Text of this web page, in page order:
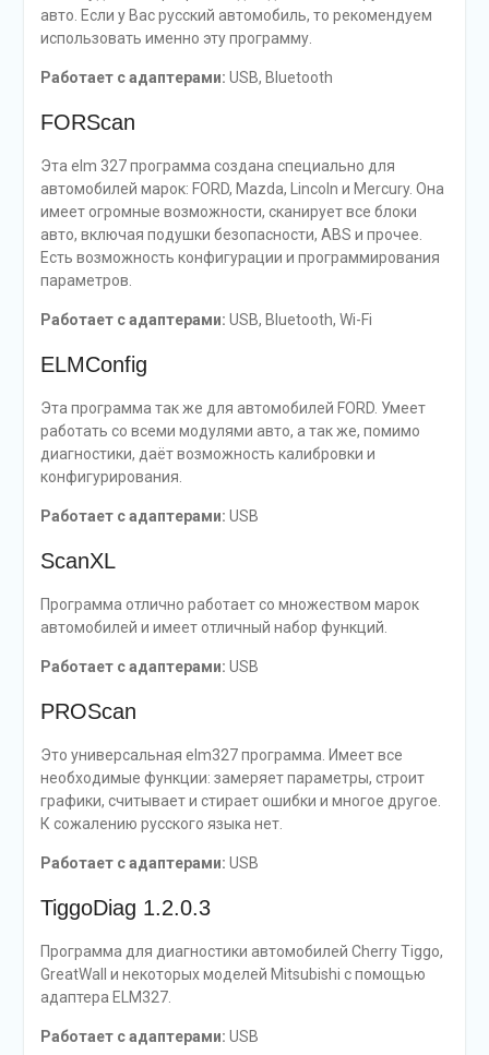
авто. Если у Вас русский автомобиль, то рекомендуем
использовать именно эту программу.
Работает с адаптерами: USB, Bluetooth
FORScan
Эта elm 327 программа создана специально для
автомобилей марок: FORD, Mazda, Lincoln и Mercury. Она
имеет огромные возможности, сканирует все блоки
авто, включая подушки безопасности, ABS и прочее.
Есть возможность конфигурации и программирования
параметров.
Работает с адаптерами: USB, Bluetooth, Wi-Fi
ELMConfig
Эта программа так же для автомобилей FORD. Умеет
работать со всеми модулями авто, а так же, помимо
диагностики, даёт возможность калибровки и
конфигурирования.
Работает с адаптерами: USB
ScanXL
Программа отлично работает со множеством марок
автомобилей и имеет отличный набор функций.
Работает с адаптерами: USB
PROScan
Это универсальная elm327 программа. Имеет все
необходимые функции: замеряет параметры, строит
графики, считывает и стирает ошибки и многое другое.
К сожалению русского языка нет.
Работает с адаптерами: USB
TiggoDiag 1.2.0.3
Программа для диагностики автомобилей Cherry Tiggo,
GreatWall и некоторых моделей Mitsubishi с помощью
адаптера ELM327.
Работает с адаптерами: USB